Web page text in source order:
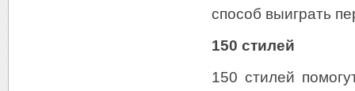
способ выиграть
150 стилей
150 стилей